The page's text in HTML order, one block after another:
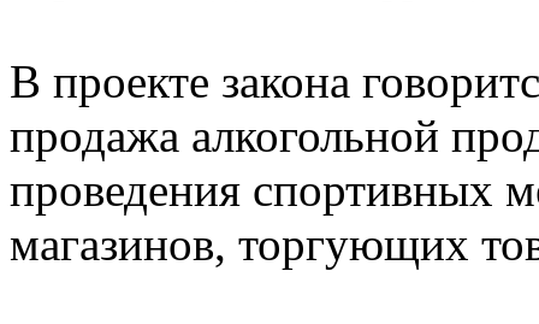
В проекте закона
продажа алкогольной
проведения спортивных
магазинов, торгующих